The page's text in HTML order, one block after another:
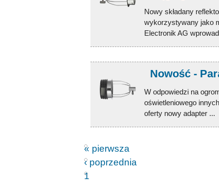
Nowy składany
wykorzystywany jako
Electronik AG
Nowość -
W odpowiedzi na
oświetleniowego
oferty nowy adapter ...
« pierwsza
‹ poprzednia
1